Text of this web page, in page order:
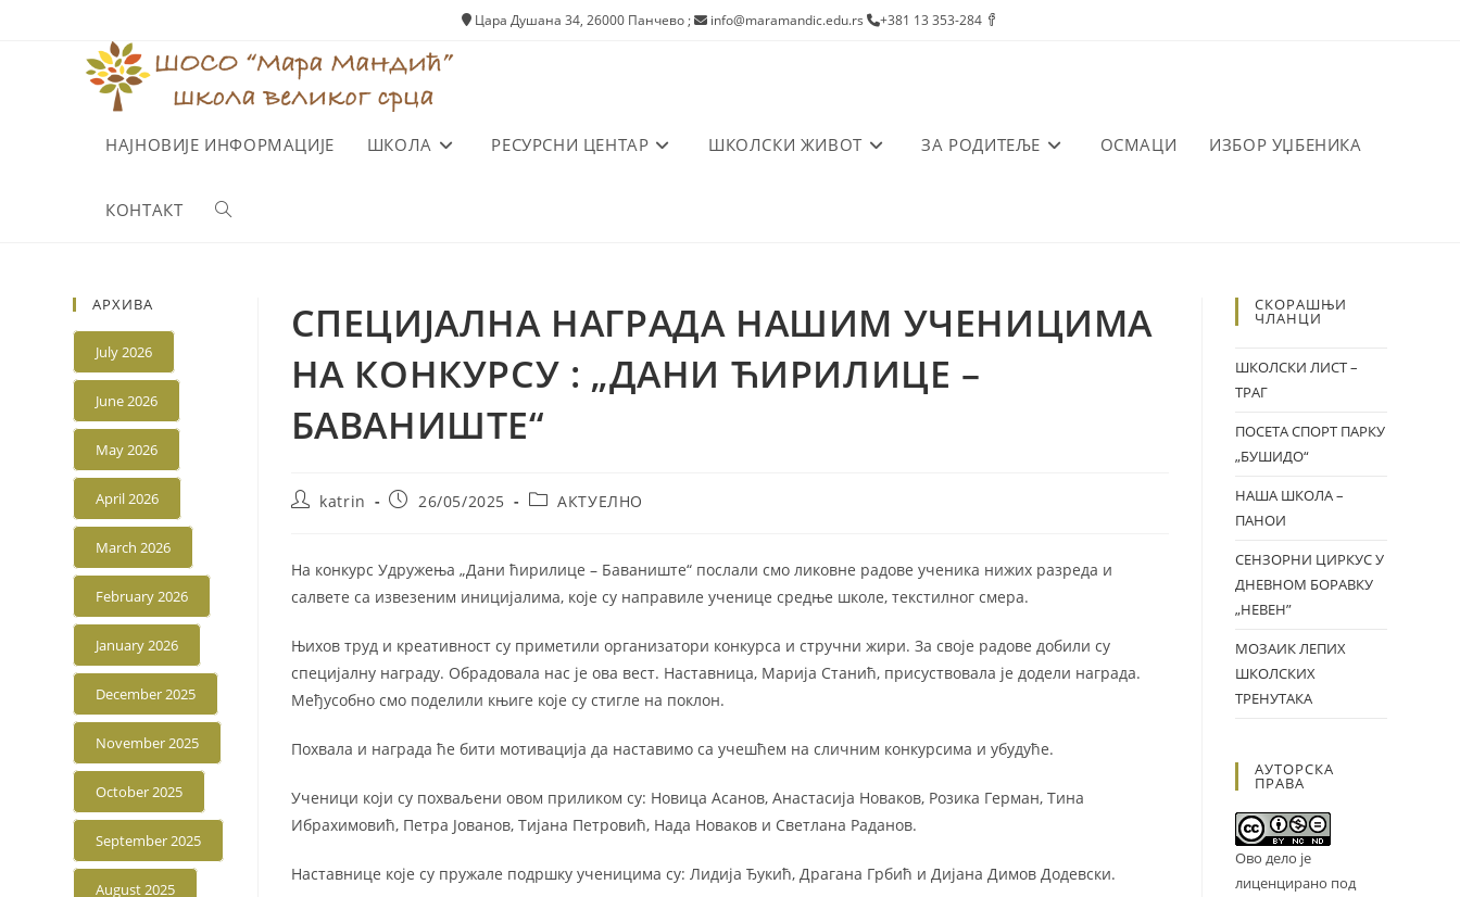
Цара Душана 34, 26000 Панчево ; info@maramandic.edu.rs +381 13 353-284
НАЈНОВИЈЕ ИНФОРМАЦИЈЕ ШКОЛА РЕСУРСНИ ЦЕНТАР ШКОЛСКИ ЖИВОТ ЗА РОДИТЕЉЕ ОСМАЦИ ИЗБОР УЏБЕНИКА
КОНТАКТ Toggle
СПЕЦИЈАЛНА НАГРАДА НАШИМ УЧЕНИЦИМА
НА КОНКУРСУ : „ДАНИ ЋИРИЛИЦЕ –
БАВАНИШТЕ“
Postkatrin
Post26/05/2025
PostАКТУЕЛНО
На конкурс Удружења „Дани ћирилице – Баваниште“ послали смо ликовне радове ученика нижих разреда и
салвете са извезеним иницијалима, које су направиле ученице средње школе, текстилног смера.
Њихов труд и креативност су приметили организатори конкурса и стручни жири. За своје радове добили су
специјалну награду. Обрадовала нас је ова вест. Наставница, Марија Станић, присуствовала је додели награда.
Међусобно смо поделили књиге које су стигле на поклон.
Похвала и награда ће бити мотивација да наставимо са учешћем на сличним конкурсима и убудуће.
Ученици који су похваљени овом приликом су: Новица Асанов, Анастасија Новаков, Розика Герман, Тина
Ибрахимовић, Петра Јованов, Тијана Петровић, Нада Новаков и Светлана Раданов.
Наставнице које су пружале подршку ученицима су: Лидија Ђукић, Драгана Грбић и Дијана Димов Додевски.
АРХИВА
July 2026
June 2026
May 2026
April 2026
March 2026
February 2026
January 2026
December 2025
November 2025
October 2025
September 2025
August 2025
СКОРАШЊИ
ЧЛАНЦИ
ШКОЛСКИ ЛИСТ –
ТРАГ
ПОСЕТА СПОРТ ПАРКУ
„БУШИДО“
НАША ШКОЛА –
ПАНОИ
СЕНЗОРНИ ЦИРКУС У
ДНЕВНОМ БОРАВКУ
„НЕВЕН”
МОЗАИК ЛЕПИХ
ШКОЛСКИХ
ТРЕНУТАКА
АУТОРСКА
ПРАВА
Ово дело је
лиценцирано под